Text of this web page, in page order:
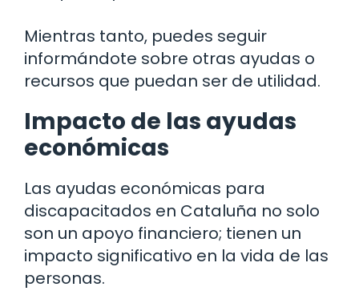
Mientras tanto, puedes seguir
informándote sobre otras ayudas o
recursos que puedan ser de utilidad.
Impacto de las ayudas
económicas
Las ayudas económicas para
discapacitados en Cataluña no solo
son un apoyo financiero; tienen un
impacto significativo en la vida de las
personas.